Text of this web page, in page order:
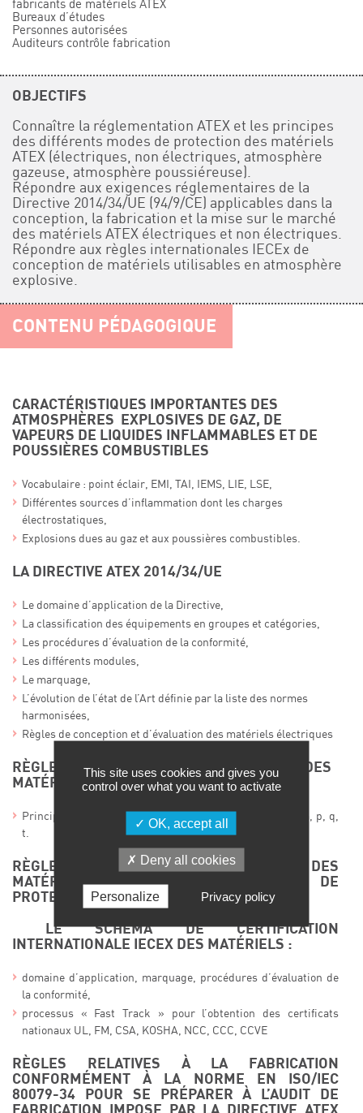
fabricants de matériels ATEX
Bureaux d’études
Personnes autorisées
Auditeurs contrôle fabrication
OBJECTIFS
Connaître la réglementation ATEX et les principes
des différents modes de protection des matériels
ATEX (électriques, non électriques, atmosphère
gazeuse, atmosphère poussiéreuse).
Répondre aux exigences réglementaires de la
Directive 2014/34/UE (94/9/CE) applicables dans la
conception, la fabrication et la mise sur le marché
des matériels ATEX électriques et non électriques.
Répondre aux règles internationales IECEx de
conception de matériels utilisables en atmosphère
explosive.
CONTENU PÉDAGOGIQUE
CARACTÉRISTIQUES IMPORTANTES DES
ATMOSPHÈRES EXPLOSIVES DE GAZ, DE
VAPEURS DE LIQUIDES INFLAMMABLES ET DE
POUSSIÈRES COMBUSTIBLES
Vocabulaire : point éclair, EMI, TAI, IEMS, LIE, LSE,
Différentes sources d’inflammation dont les charges
électrostatiques,
Explosions dues au gaz et aux poussières combustibles.
LA DIRECTIVE ATEX 2014/34/UE
Le domaine d’application de la Directive,
La classification des équipements en groupes et catégories,
Les procédures d’évaluation de la conformité,
Les différents modules,
Le marquage,
L’évolution de l’état de l’Art définie par la liste des normes
harmonisées,
Règles de conception et d’évaluation des matériels électriques
RÈGLES DE CONCEPTION ET D’ÉVALUATION DES
MATÉRIELS ÉLECTRIQUES
Principes généraux des modes de protection, d, e, i, o, m, p, q,
t.
RÈGLES DE CONCEPTION ET D’ÉVALUATION DES
MATÉRIELS NON ÉLECTRIQUES : MODE DE
PROTECTION H
LE SCHÉMA DE CERTIFICATION
INTERNATIONALE IECEX DES MATÉRIELS :
domaine d’application, marquage, procédures d’évaluation de
la conformité,
processus « Fast Track » pour l’obtention des certificats
nationaux UL, FM, CSA, KOSHA, NCC, CCC, CCVE
RÈGLES RELATIVES À LA FABRICATION
CONFORMÉMENT À LA NORME EN ISO/IEC
80079-34 POUR SE PRÉPARER À L’AUDIT DE
FABRICATION IMPOSE PAR LA DIRECTIVE ATEX
This site uses cookies and gives you
control over what you want to activate
OK, accept all
Deny all cookies
Personalize Privacy policy